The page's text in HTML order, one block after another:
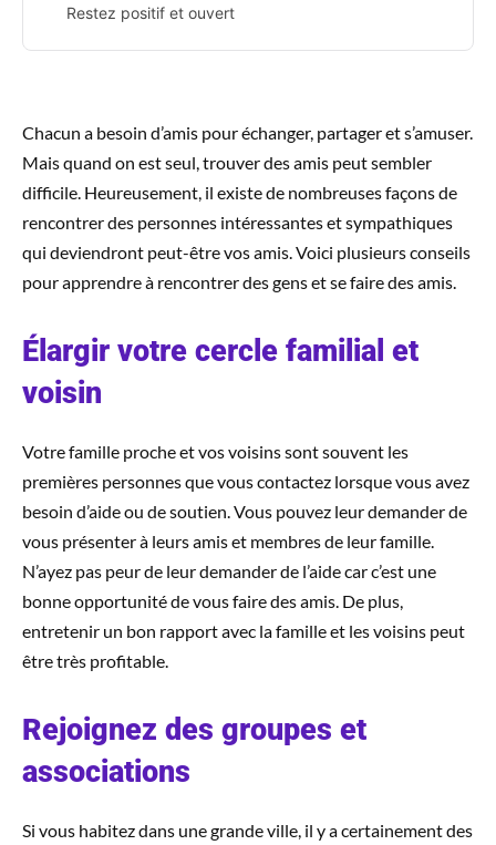
Restez positif et ouvert
Chacun a besoin d’amis pour échanger, partager et s’amuser.
Mais quand on est seul, trouver des amis peut sembler
difficile. Heureusement, il existe de nombreuses façons de
rencontrer des personnes intéressantes et sympathiques
qui deviendront peut-être vos amis. Voici plusieurs conseils
pour apprendre à rencontrer des gens et se faire des amis.
Élargir votre cercle familial et
voisin
Votre famille proche et vos voisins sont souvent les
premières personnes que vous contactez lorsque vous avez
besoin d’aide ou de soutien. Vous pouvez leur demander de
vous présenter à leurs amis et membres de leur famille.
N’ayez pas peur de leur demander de l’aide car c’est une
bonne opportunité de vous faire des amis. De plus,
entretenir un bon rapport avec la famille et les voisins peut
être très profitable.
Rejoignez des groupes et
associations
Si vous habitez dans une grande ville, il y a certainement des